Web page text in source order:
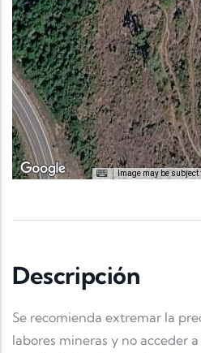
Image may be subject
Descripción
Se recomienda extremar la
labores mineras y no acceder